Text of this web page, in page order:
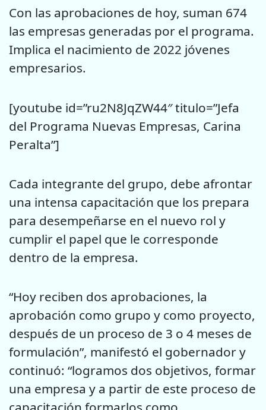
Con las aprobaciones de hoy, suman 674
las empresas generadas por el programa.
Implica el nacimiento de 2022 jóvenes
empresarios.
[youtube id=”ru2N8JqZW44″ titulo=”Jefa
del Programa Nuevas Empresas, Carina
Peralta”]
Cada integrante del grupo, debe afrontar
una intensa capacitación que los prepara
para desempeñarse en el nuevo rol y
cumplir el papel que le corresponde
dentro de la empresa.
“Hoy reciben dos aprobaciones, la
aprobación como grupo y como proyecto,
después de un proceso de 3 o 4 meses de
formulación”, manifestó el gobernador y
continuó: “logramos dos objetivos, formar
una empresa y a partir de este proceso de